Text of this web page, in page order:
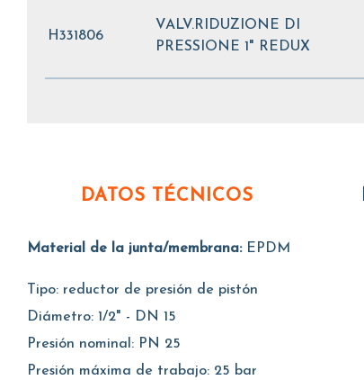
H331806
VALV.RIDUZIONE DI
PRESSIONE 1" REDUX
DATOS TÉCNICOS
Material de la junta/membrana: EPDM
Tipo: reductor de presión de pistón
Diámetro: 1/2" - DN 15
Presión nominal: PN 25
Presión máxima de trabajo: 25 bar